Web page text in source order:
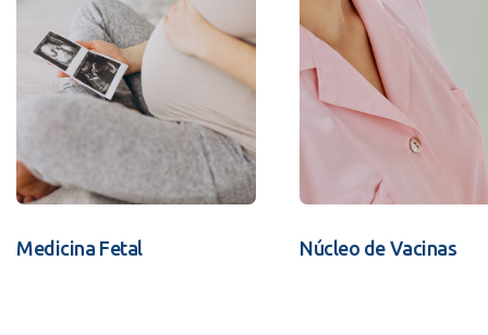
Medicina Fetal Núcleo de Vacinas